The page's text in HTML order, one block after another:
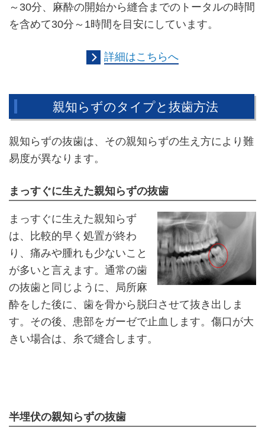
～30分、麻酔の開始から縫合までのトータルの時間
を含めて30分～1時間を目安にしています。
詳細はこちらへ
親知らずのタイプと抜歯方法
親知らずの抜歯は、その親知らずの生え方により難
易度が異なります。
まっすぐに生えた親知らずの抜歯
まっすぐに生えた親知らず
は、比較的早く処置が終わ
り、痛みや腫れも少ないこと
が多いと言えます。通常の歯
の抜歯と同じように、局所麻
酔をした後に、歯を骨から脱臼させて抜き出しま
す。その後、患部をガーゼで止血します。傷口が大
きい場合は、糸で縫合します。
半埋伏の親知らずの抜歯